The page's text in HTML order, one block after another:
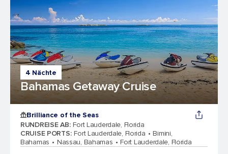
4 Nächte
Bahamas Getaway Cruise
Brilliance of the Seas
RUNDREISE AB: Fort Lauderdale, Florida
CRUISE PORTS: Fort Lauderdale, Florida
Bimini,
Bahamas
Nassau, Bahamas Fort Lauderdale, Florida